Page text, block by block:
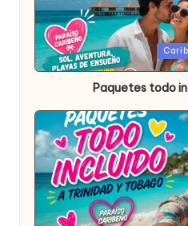
Publicada
en
Paquetes todo